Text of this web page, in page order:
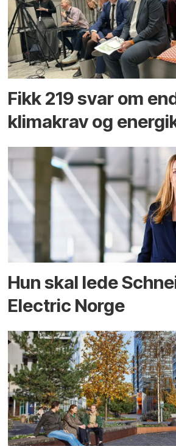
Fikk 219 svar om
klimakrav og
Hun skal lede
Electric Norge